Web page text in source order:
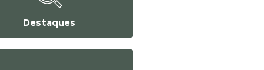
Destaques